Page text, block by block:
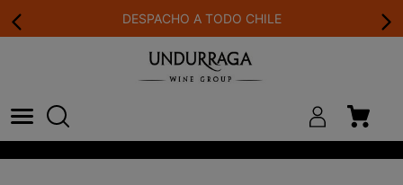
DESPACHO A TODO CHILE